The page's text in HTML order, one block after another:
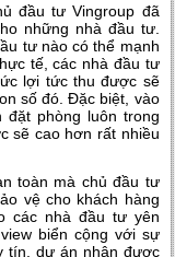
đầu tư Vingroup đã
những nhà đầu tư.
tư nào có thể mạnh
tế, các nhà đầu tư
lợi tức thu được sẽ
số đó. Đặc biệt, vào
đặt phòng luôn trong
sẽ cao hơn rất nhiều
toàn mà chủ đầu tư
vệ cho khách hàng
các nhà đầu tư yên
biển cộng với sự
tín, dự án nhận được